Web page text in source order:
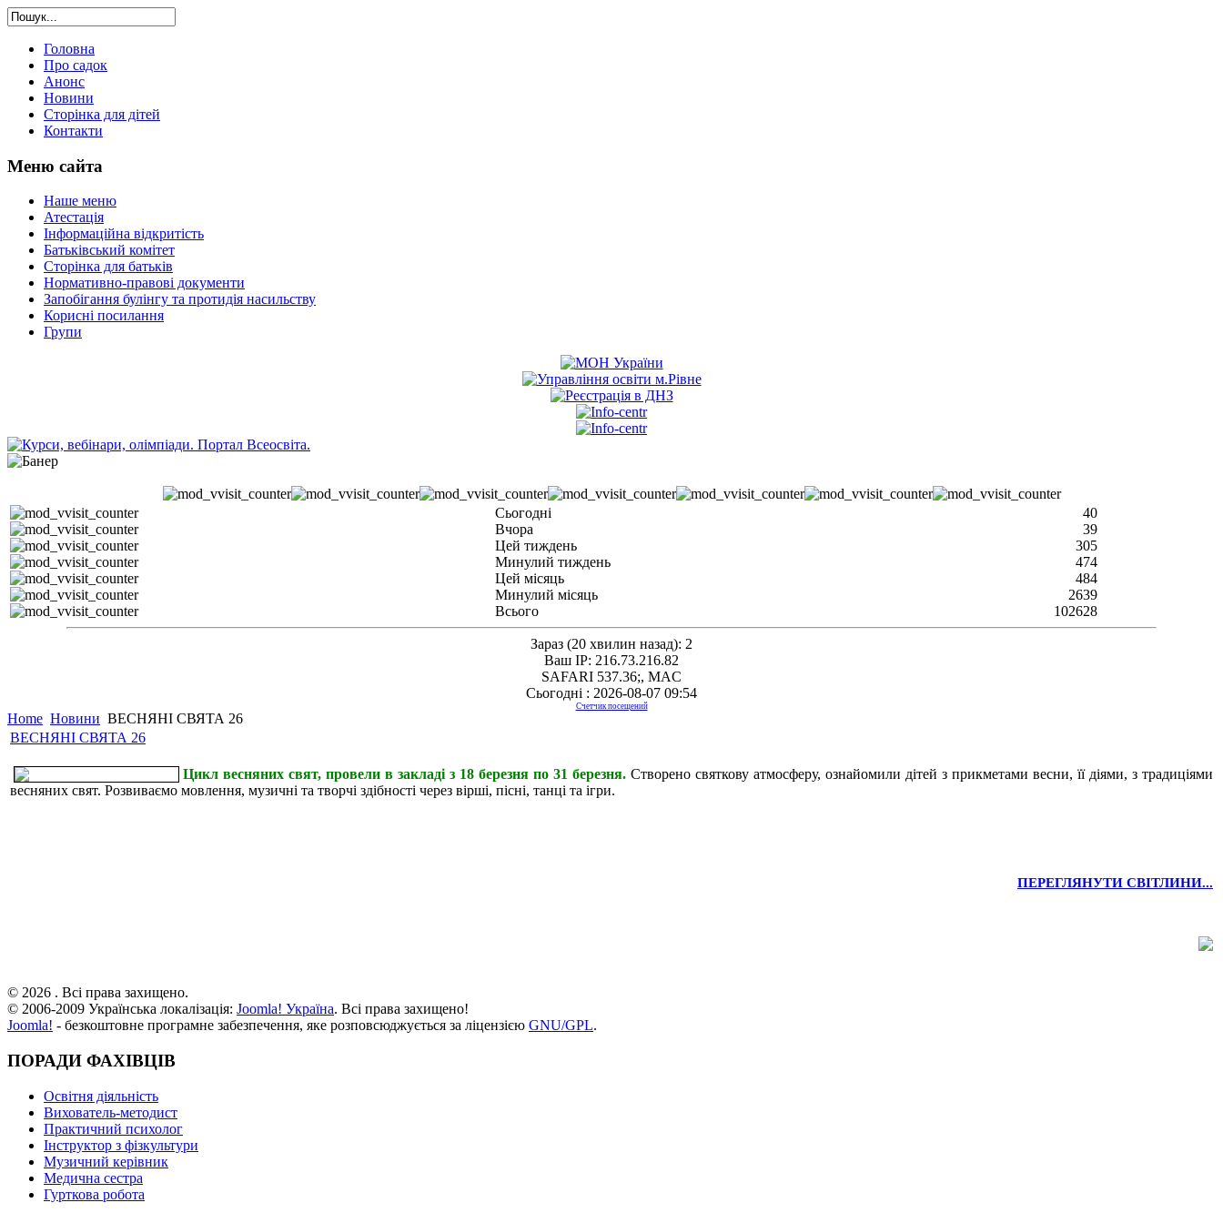
Головна
Про садок
Анонс
Новини
Сторінка для дітей
Контакти
Меню сайта
Наше меню
Атестація
Інформаційна відкритість
Батьківський комітет
Сторінка для батьків
Нормативно-правові документи
Запобігання булінгу та протидія насильству
Корисні посилання
Групи
Сьогодні
40
Вчора
39
Цей тиждень
305
Минулий тиждень
474
Цей місяць
484
Минулий місяць
2639
Всього
102628
Зараз (20 хвилин назад): 2
Ваш IP: 216.73.216.82
SAFARI 537.36;, MAC
Сьогодні : 2026-08-07 09:54
Счетчик посещений
Home Новини ВЕСНЯНІ СВЯТА 26
ВЕСНЯНІ СВЯТА 26
Цикл весняних свят, провели в закладі з 18 березня по 31 березня. Створено святкову атмосферу, ознайомили дітей з прикметами весни, її діями, з традиціями
весняних свят. Розвиваємо мовлення, музичні та творчі здібності через вірші, пісні, танці та ігри.
ПЕРЕГЛЯНУТИ СВІТЛИНИ...
© 2026 . Всі права захищено.
© 2006-2009 Українська локалізація: Joomla! Україна. Всі права захищено!
Joomla! - безкоштовне програмне забезпечення, яке розповсюджується за ліцензією GNU/GPL.
ПОРАДИ ФАХІВЦІВ
Освітня діяльність
Вихователь-методист
Практичний психолог
Інструктор з фізкультури
Музичний керівник
Медична сестра
Гурткова робота